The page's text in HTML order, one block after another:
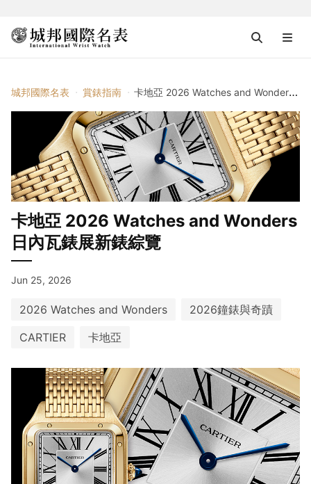
城邦國際名表 賞錶指南 卡地亞 2026 Watches and Wonders日內瓦錶展新錶綜覽
卡地亞 2026 Watches and Wonders
日內瓦錶展新錶綜覽
Jun 25, 2026
2026 Watches and Wonders
2026鐘錶與奇蹟
CARTIER
卡地亞